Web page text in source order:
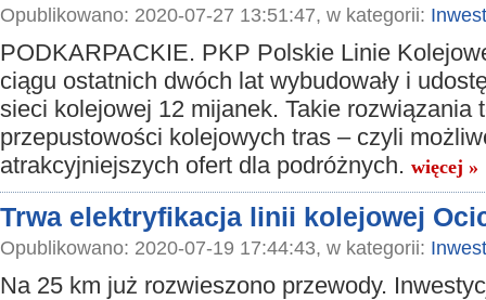
Opublikowano: 2020-07-27 13:51:47, w kategorii:
PODKARPACKIE. PKP Polskie Linie
ciągu ostatnich dwóch lat wybudowały i
sieci kolejowej 12 mijanek. Takie rozwiązania
przepustowości kolejowych tras – czyli
atrakcyjniejszych ofert dla podróżnych. więcej »
Trwa elektryfikacja linii kolejowej
Opublikowano: 2020-07-19 17:44:43, w kategorii:
Na 25 km już rozwieszono przewody.